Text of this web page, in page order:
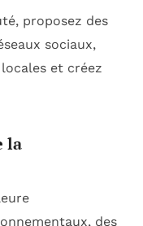
proposez des
sociaux,
et créez
la
des